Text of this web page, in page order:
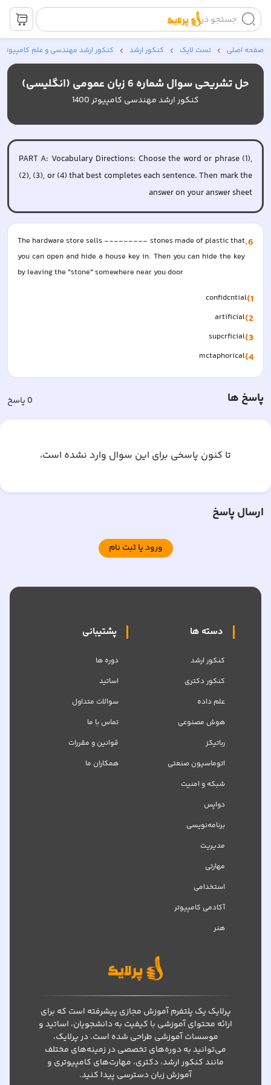
جستجو در
صفحه اصلی تست لایک کنکور ارشد کنکور ارشد مهندسی و علم کامپیوتر
حل تشریحی سوال شماره 6 زبان عمومی (انگلیسی)
کنکور ارشد مهندسی کامپیوتر 1400
PART A: Vocabulary Directions: Choose the word or phrase (1),
(2), (3), or (4) that best completes each sentence. Then mark the
answer on your answer sheet
6
.
The hardware store sells --------- stones made of plastic that
you can open and hide a house key in. Then you can hide the key
by leaving the "stone" somewhere near you door
1)
confidcntial
2)
artificial
3)
supcrficial
4)
mctaphorical
پاسخ ها 0پاسخ
تا کنون پاسخی برای این سوال وارد نشده است،
ارسال پاسخ
ورود یا ثبت نام
دسته ها
کنکور ارشد
کنکور دکتری
علم داده
هوش مصنوعی
رباتیکز
اتوماسیون صنعتی
شبکه‌ و امنیت
دواپس
برنامه‌نویسی
مدیریت
مهارتی
استخدامی
آکادمی کامپیوتر
هنر
پشتیبانی
دوره ها
اساتید
سوالات متداول
تماس با ما
قوانین و مقررات
همکاران ما
پرلایک یک پلتفرم آموزش مجازی پیشرفته است که برای
ارائه محتوای آموزشی با کیفیت به دانشجویان، اساتید و
موسسات آموزشی طراحی شده است. در پرلایک،
می‌توانید به دوره‌های تخصصی در زمینه‌های مختلف
مانند کنکور ارشد، دکتری، مهارت‌های کامپیوتری و
آموزش زبان دسترسی پیدا کنید.